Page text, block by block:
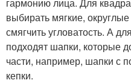
выбирать мягкие,
смягчить угловатость. А
подходят шапки, которые
части, например, шапки с
кепки.